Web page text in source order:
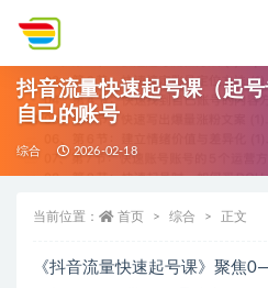
抖音流量快速起号课（起
自己的账号
综合 2026-02-18
当前位置： 首页 综合 正文
《抖音流量快速起号课》聚焦